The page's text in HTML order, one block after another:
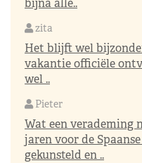
bijna alle..
zita
Het blijft wel
vakantie officiële
wel ..
Pieter
Wat een verademing
jaren voor de
gekunsteld en ..